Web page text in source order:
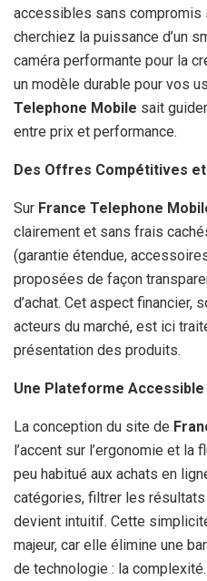
accessibles sans compromis
cherchiez la puissance d’un
caméra performante pour la
un modèle durable pour vos
Telephone Mobile sait
entre prix et performance.
Des Offres Compétitives
Sur France Telephone
clairement et sans frais
(garantie étendue,
proposées de façon
d’achat. Cet aspect financier,
acteurs du marché, est ici
présentation des produits.
Une Plateforme Accessible
La conception du site de
l’accent sur l’ergonomie et
peu habitué aux achats en
catégories, filtrer les
devient intuitif. Cette
majeur, car elle élimine une
de technologie : la complexité.